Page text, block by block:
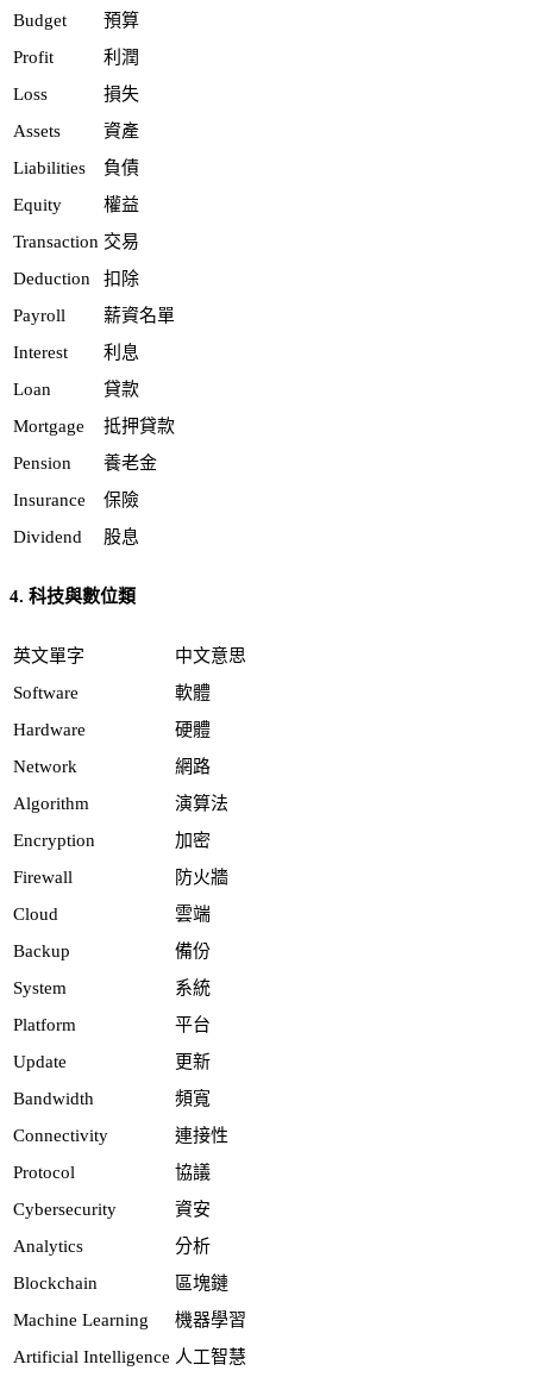
Budget
預算
Profit
利潤
Loss
損失
Assets
資產
Liabilities
負債
Equity
權益
Transaction 交易
Deduction
扣除
Payroll
薪資名單
Interest
利息
Loan
貸款
Mortgage
抵押貸款
Pension
養老金
Insurance
保險
Dividend
股息
4. 科技與數位類
英文單字
中文意思
Software
軟體
Hardware
硬體
Network
網路
Algorithm
演算法
Encryption
加密
Firewall
防火牆
Cloud
雲端
Backup
備份
System
系統
Platform
平台
Update
更新
Bandwidth
頻寬
Connectivity
連接性
Protocol
協議
Cybersecurity
資安
Analytics
分析
Blockchain
區塊鏈
Machine Learning
機器學習
Artificial Intelligence 人工智慧